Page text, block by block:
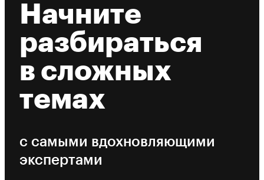
Начните
разбираться
в сложных
темах
с самыми вдохновляющими
экспертами